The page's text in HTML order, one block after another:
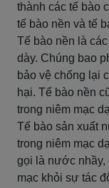
thành các tế bào
tế bào nền và tế
Tế bào nền là
dày. Chúng bao
bảo vệ chống lại
hại. Tế bào nền
trong niêm mạc
Tế bào sản xuất
trong niêm mạc
gọi là nước nhầy,
mạc khỏi sự tác